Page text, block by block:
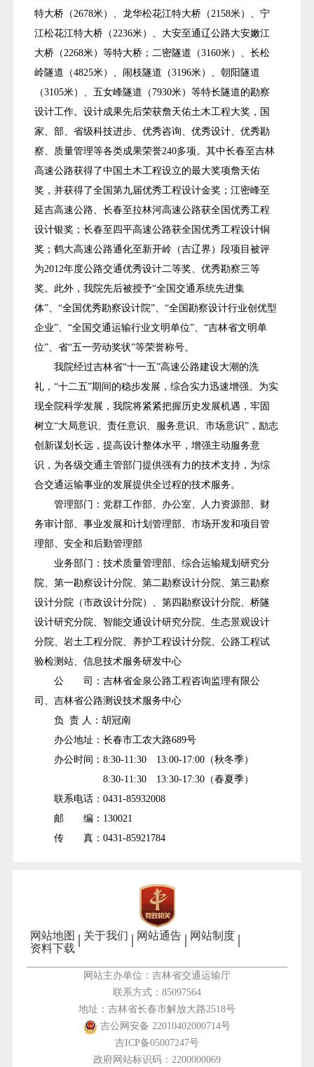
特大桥（2678米）、龙华松花江特大桥（2158米）、宁
江松花江特大桥（2236米）、大安至通辽公路大安嫩江
大桥（2268米）等特大桥；二密隧道（3160米）、长松
岭隧道（4825米）、闹枝隧道（3196米）、朝阳隧道
（3105米）、五女峰隧道（7930米）等特长隧道的勘察
设计工作。设计成果先后荣获詹天佑土木工程大奖，国
家、部、省级科技进步、优秀咨询、优秀设计、优秀勘
察、质量管理等各类成果荣誉240多项。其中长春至吉林
高速公路获得了中国土木工程设立的最大奖项詹天佑
奖，并获得了全国第九届优秀工程设计金奖；江密峰至
延吉高速公路、长春至拉林河高速公路获全国优秀工程
设计银奖；长春至四平高速公路获全国优秀工程设计铜
奖；鹤大高速公路通化至新开岭（吉辽界）段项目被评
为2012年度公路交通优秀设计二等奖、优秀勘察三等
奖。此外，我院先后被授予“全国交通系统先进集
体”、“全国优秀勘察设计院”、“全国勘察设计行业创优型
企业”、“全国交通运输行业文明单位”、“吉林省文明单
位”、省“五一劳动奖状”等荣誉称号。
我院经过吉林省“十一五”高速公路建设大潮的洗
礼，“十二五”期间的稳步发展，综合实力迅速增强。为实
现全院科学发展，我院将紧紧把握历史发展机遇，牢固
树立“大局意识、责任意识、服务意识、市场意识”，励志
创新谋划长远，提高设计整体水平，增强主动服务意
识，为各级交通主管部门提供强有力的技术支持，为综
合交通运输事业的发展提供全过程的技术服务。
管理部门：党群工作部、办公室、人力资源部、财
务审计部、事业发展和计划管理部、市场开发和项目管
理部、安全和后勤管理部
业务部门：技术质量管理部、综合运输规划研究分
院、第一勘察设计分院、第二勘察设计分院、第三勘察
设计分院（市政设计分院）、第四勘察设计分院、桥隧
设计研究分院、智能交通设计研究分院、生态景观设计
分院、岩土工程分院、养护工程设计分院、公路工程试
验检测站、信息技术服务研发中心
公
司：吉林省金泉公路工程咨询监理有限公
司、吉林省公路测设技术服务中心
负 责 人：胡冠南
办公地址：长春市工农大路689号
办公时间：8:30-11:30 13:00-17:00（秋冬季）
8:30-11:30 13:30-17:30（春夏季）
联系电话：0431-85932008
邮 编：130021
传 真：0431-85921784
网站地图 关于我们 网站通告
网站制度
资料下载
网站主办单位：吉林省交通运输厅
联系方式：85097564
地址：吉林省长春市解放大路2518号
吉公网安备 22010402000714号
吉ICP备05007247号
政府网站标识码：2200000069